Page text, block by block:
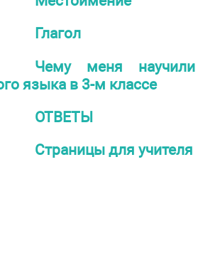
Глагол
Чему меня научили
языка в 3-м классе
ОТВЕТЫ
Страницы для учителя